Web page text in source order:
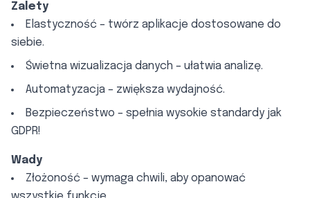
Zalety
Elastyczność – twórz aplikacje dostosowane do
siebie.
Świetna wizualizacja danych – ułatwia analizę.
Automatyzacja – zwiększa wydajność.
Bezpieczeństwo – spełnia wysokie standardy jak
GDPR!
Wady
Złożoność – wymaga chwili, aby opanować